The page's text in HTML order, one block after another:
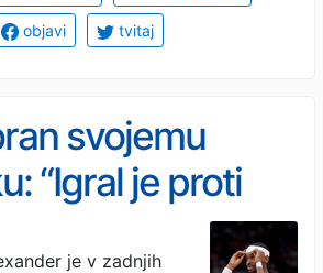
objavi tvitaj
svojemu
“Igral je proti
je v zadnjih